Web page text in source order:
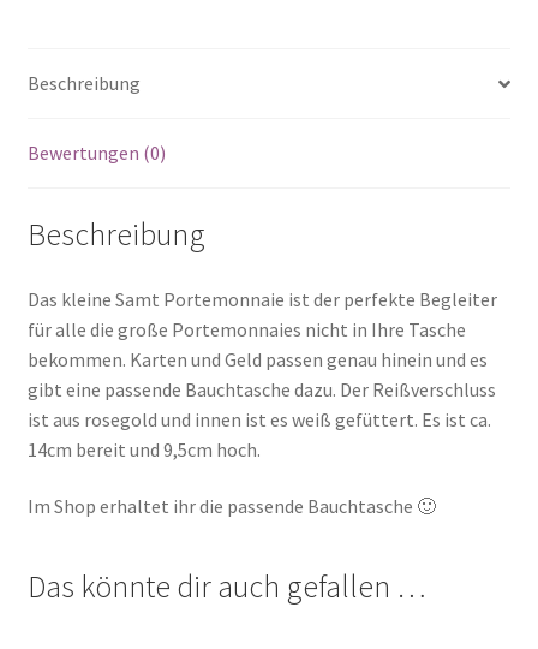
Beschreibung
Bewertungen (0)
Beschreibung
Das kleine Samt Portemonnaie ist der perfekte Begleiter
für alle die große Portemonnaies nicht in Ihre Tasche
bekommen. Karten und Geld passen genau hinein und es
gibt eine passende Bauchtasche dazu. Der Reißverschluss
ist aus rosegold und innen ist es weiß gefüttert. Es ist ca.
14cm bereit und 9,5cm hoch.
Im Shop erhaltet ihr die passende Bauchtasche 🙂
Das könnte dir auch gefallen …